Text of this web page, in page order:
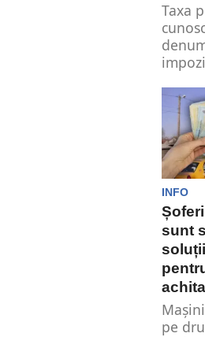
Taxa
va fi
INFO
sunt
pe